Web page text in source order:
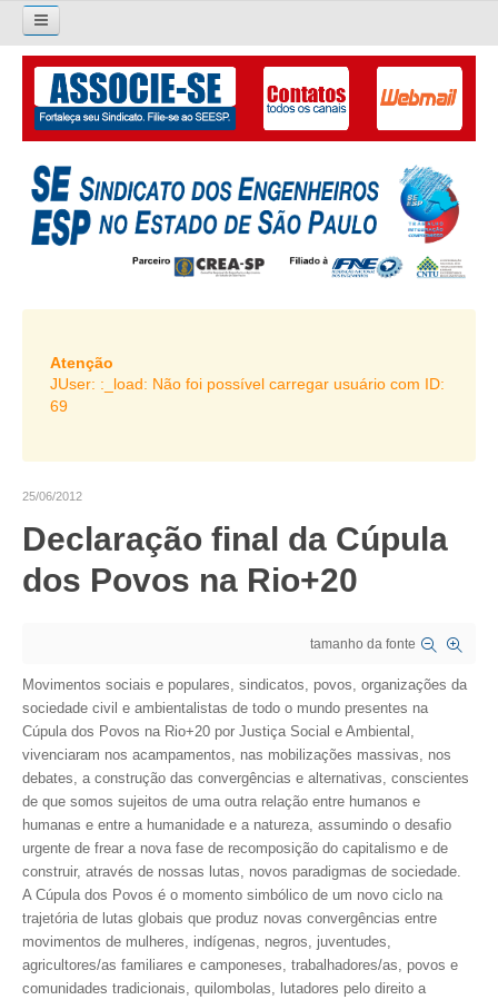
Pesquisar...
O SINDICATO
APRESENTAÇÃO
PALAVRA DO PRESIDENTE
DIRETORIA
LIVRO GESTÃO 2026-2029
SUBSEDES SINDICAIS
ORGANOGRAMA
CRESCE BRASIL
CONSELHO TECNOLÓGICO
PERSONALIDADES DA TECNOLOGIA
NÚCLEO DA MULHER ENGENHEIRA
TRANSPARÊNCIA
JURÍDICO
CONSULTORIA
ACORDOS, CONVENÇÕES E DISSÍDIOS
Atenção
JUser: :_load: Não foi possível carregar usuário com ID:
69
25/06/2012
Declaração final da Cúpula
dos Povos na Rio+20
tamanho da fonte
Movimentos sociais e populares, sindicatos, povos, organizações da
sociedade civil e ambientalistas de todo o mundo presentes na
Cúpula dos Povos na Rio+20 por Justiça Social e Ambiental,
vivenciaram nos acampamentos, nas mobilizações massivas, nos
debates, a construção das convergências e alternativas, conscientes
de que somos sujeitos de uma outra relação entre humanos e
humanas e entre a humanidade e a natureza, assumindo o desafio
urgente de frear a nova fase de recomposição do capitalismo e de
construir, através de nossas lutas, novos paradigmas de sociedade.
A Cúpula dos Povos é o momento simbólico de um novo ciclo na
trajetória de lutas globais que produz novas convergências entre
movimentos de mulheres, indígenas, negros, juventudes,
agricultores/as familiares e camponeses, trabalhadores/as, povos e
comunidades tradicionais, quilombolas, lutadores pelo direito a